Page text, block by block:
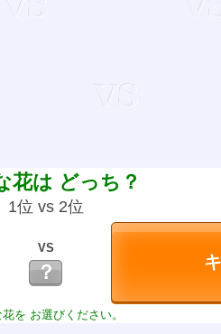
花は どっち？
1位 vs 2位
VS
？
を お選びください。